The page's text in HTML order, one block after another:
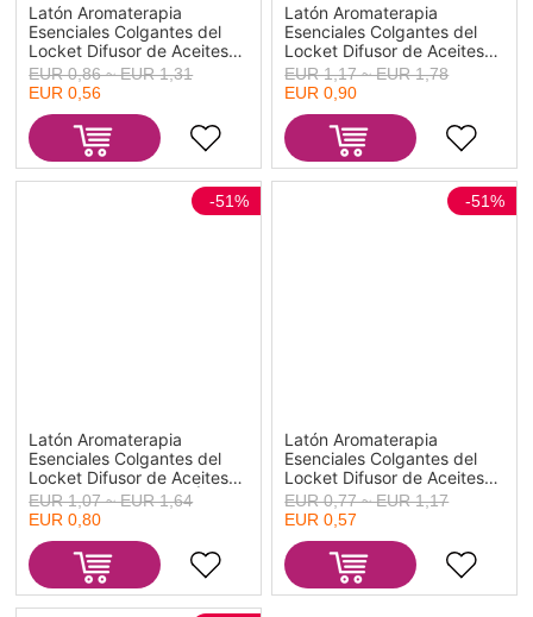
Latón Aromaterapia
Esenciales Colgantes del
Locket Difusor de Aceites
Pájaro Tono de Plata Flor
Base Camafeo (Apta
23mm) 39mm x 27mm, 1
Unidad
EUR 0,86 ~ EUR 1,31
EUR 0,56
Latón Aromaterapia
Esenciales Colgantes del
Locket Difusor de Aceites
Ronda Plata Antigua
Filigrana Tallado Base
Camafeo (Apta 29mm)
52mm x 35mm, 1 Unidad
EUR 1,17 ~ EUR 1,78
EUR 0,90
Latón Aromaterapia
Esenciales Colgantes del
Locket Difusor de Aceites
Ronda Plata Antigua Árbol
Tallado Base Camafeo
(Apta 29mm) 53mm x
35mm, 1 Unidad
-51%
EUR 1,07 ~ EUR 1,64
EUR 0,80
Latón Aromaterapia
Esenciales Colgantes del
Locket Difusor de Aceites
Ronda Tono de Plata Yoga
Tallado Base Camafeo
Puede Abrir (Apta 24mm)
41mm x 32mm, 1 Unidad
-51%
EUR 0,77 ~ EUR 1,17
EUR 0,57